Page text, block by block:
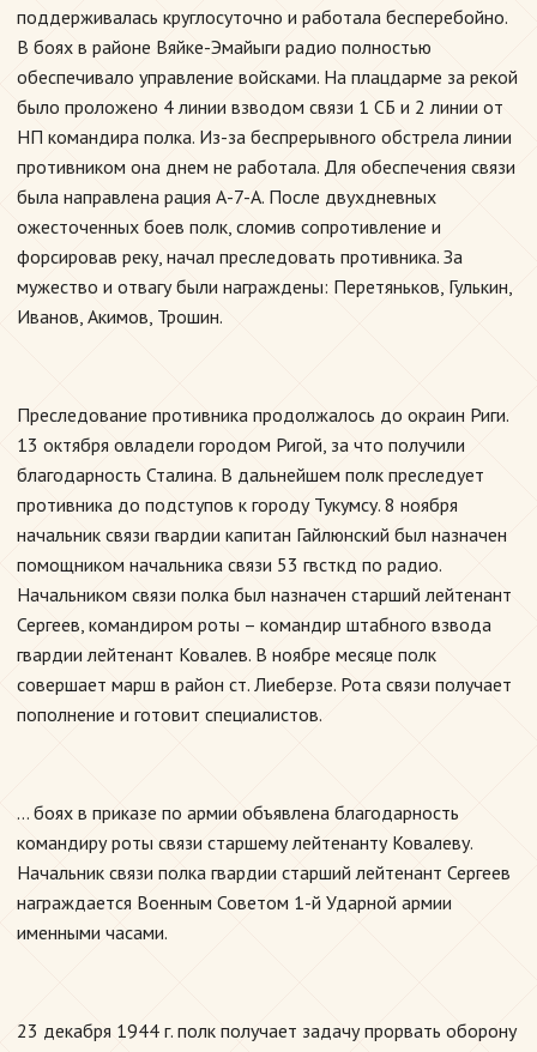
поддерживалась круглосуточно и работала бесперебойно.
В боях в районе Вяйке-Эмайыги радио полностью
обеспечивало управление войсками. На плацдарме за рекой
было проложено 4 линии взводом связи 1 СБ и 2 линии от
НП командира полка. Из-за беспрерывного обстрела линии
противником она днем не работала. Для обеспечения связи
была направлена рация А-7-А. После двухдневных
ожесточенных боев полк, сломив сопротивление и
форсировав реку, начал преследовать противника. За
мужество и отвагу были награждены: Перетяньков, Гулькин,
Иванов, Акимов, Трошин.
Преследование противника продолжалось до окраин Риги.
13 октября овладели городом Ригой, за что получили
благодарность Сталина. В дальнейшем полк преследует
противника до подступов к городу Тукумсу. 8 ноября
начальник связи гвардии капитан Гайлюнский был назначен
помощником начальника связи 53 гвсткд по радио.
Начальником связи полка был назначен старший лейтенант
Сергеев, командиром роты – командир штабного взвода
гвардии лейтенант Ковалев. В ноябре месяце полк
совершает марш в район ст. Лиеберзе. Рота связи получает
пополнение и готовит специалистов.
… боях в приказе по армии объявлена благодарность
командиру роты связи старшему лейтенанту Ковалеву.
Начальник связи полка гвардии старший лейтенант Сергеев
награждается Военным Советом 1-й Ударной армии
именными часами.
23 декабря 1944 г. полк получает задачу прорвать оборону